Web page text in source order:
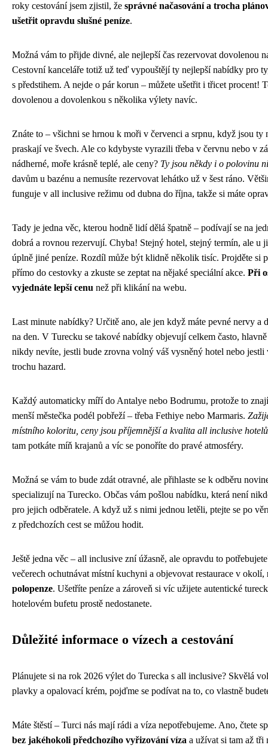
roky cestování jsem zjistil, že správné načasování a trocha
ušetřit opravdu slušné peníze.
Možná vám to přijde divné, ale nejlepší čas rezervovat dovolenou
Cestovní kanceláře totiž už teď vypouštějí ty nejlepší nabídky pro
s předstihem. A nejde o pár korun – můžete ušetřit i třicet procent!
dovolenou a dovolenkou s několika výlety navíc.
Znáte to – všichni se hrnou k moři v červenci a srpnu, když jsou ty
praskají ve švech. Ale co kdybyste vyrazili třeba v červnu nebo v
nádherné, moře krásně teplé, ale ceny? Ty jsou někdy i o polovinu
davům u bazénu a nemusíte rezervovat lehátko už v šest ráno.
funguje v all inclusive režimu od dubna do října, takže si máte
Tady je jedna věc, kterou hodně lidí dělá špatně – podívají se na
dobrá a rovnou rezervují. Chyba! Stejný hotel, stejný termín, ale u
úplně jiné peníze. Rozdíl může být klidně několik tisíc. Projděte si
přímo do cestovky a zkuste se zeptat na nějaké speciální akce. Při
vyjednáte lepší cenu než při klikání na webu.
Last minute nabídky? Určitě ano, ale jen když máte pevné nervy a
na den. V Turecku se takové nabídky objevují celkem často,
nikdy nevíte, jestli bude zrovna volný váš vysněný hotel nebo jestli
trochu hazard.
Každý automaticky míří do Antalye nebo Bodrumu, protože to
menší městečka podél pobřeží – třeba Fethiye nebo Marmaris.
místního koloritu, ceny jsou příjemnější a kvalita all inclusive
tam potkáte míň krajanů a víc se ponoříte do pravé atmosféry.
Možná se vám to bude zdát otravné, ale přihlaste se k odběru
specializují na Turecko. Občas vám pošlou nabídku, která není
pro jejich odběratele. A když už s nimi jednou letěli, ptejte se po
z předchozích cest se můžou hodit.
Ještě jedna věc – all inclusive zní úžasně, ale opravdu to
večerech ochutnávat místní kuchyni a objevovat restaurace v okolí,
polopenze. Ušetříte peníze a zároveň si víc užijete autentické
hotelovém bufetu prostě nedostanete.
Důležité informace o vízech a cestování
Plánujete si na rok 2026 výlet do Turecka s all inclusive? Skvělá
plavky a opalovací krém, pojďme se podívat na to, co vlastně
Máte štěstí – Turci nás mají rádi a víza nepotřebujeme. Ano, čtete
bez jakéhokoli předchozího vyřizování víza a užívat si tam až tři